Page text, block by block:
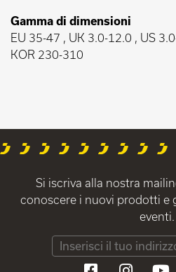
Gamma di dimensioni
EU 35-47 , UK 3.0-12.0 , US
KOR 230-310
Si iscriva alla nostra
conoscere i nuovi prodotti e
eventi.